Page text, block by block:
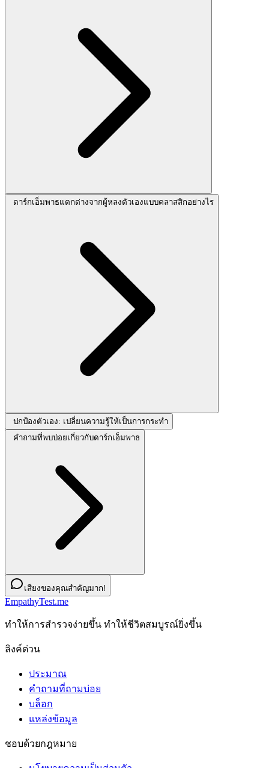
ดาร์กเอ็มพาธแตกต่างจากผู้หลงตัวเองแบบคลาสสิกอย่างไร
ปกป้องตัวเอง: เปลี่ยนความรู้ให้เป็นการกระทำ
คำถามที่พบบ่อยเกี่ยวกับดาร์กเอ็มพาธ
เสียงของคุณสำคัญมาก!
EmpathyTest.me
ทําให้การสํารวจง่ายขึ้น ทําให้ชีวิตสมบูรณ์ยิ่งขึ้น
ลิงค์ด่วน
ประมาณ
คำถามที่ถามบ่อย
บล็อก
แหล่งข้อมูล
ชอบด้วยกฎหมาย